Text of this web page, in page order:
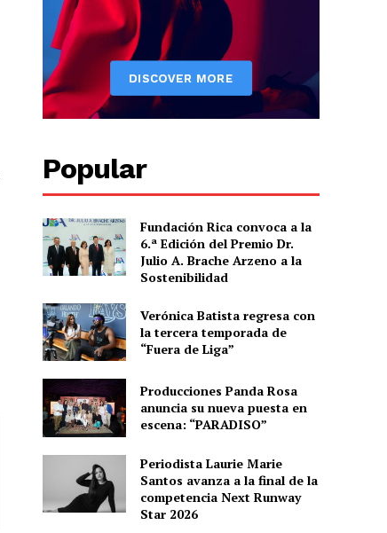
Popular
Fundación Rica convoca a la
6.ª Edición del Premio Dr.
Julio A. Brache Arzeno a la
Sostenibilidad
Verónica Batista regresa con
la tercera temporada de
“Fuera de Liga”
Producciones Panda Rosa
anuncia su nueva puesta en
escena: “PARADISO”
Periodista Laurie Marie
Santos avanza a la final de la
competencia Next Runway
Star 2026